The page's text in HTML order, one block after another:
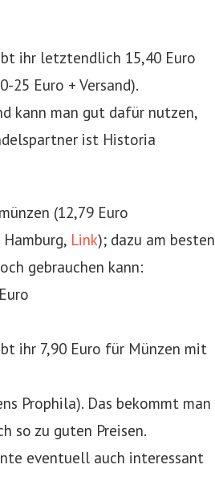
ihr letztendlich 15,40 Euro
Euro + Versand).
kann man gut dafür nutzen,
ist Historia
(12,79 Euro
Link); dazu am besten
gebrauchen kann:
ihr 7,90 Euro für Münzen mit
Prophila). Das bekommt man
so zu guten Preisen.
eventuell auch interessant